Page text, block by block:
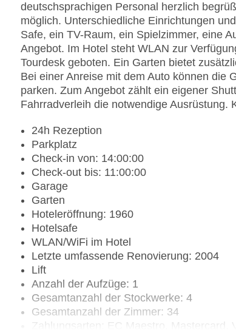
deutschsprachigen Personal herzlich
möglich. Unterschiedliche Einrichtungen
Safe, ein TV-Raum, ein Spielzimmer, eine
Angebot. Im Hotel steht WLAN zur
Tourdesk geboten. Ein Garten bietet
Bei einer Anreise mit dem Auto können die
parken. Zum Angebot zählt ein eigener
Fahrradverleih die notwendige Ausrüstung.
24h Rezeption
Parkplatz
Check-in von: 14:00:00
Check-out bis: 11:00:00
Garage
Garten
Hoteleröffnung: 1960
Hotelsafe
WLAN/WiFi im Hotel
Letzte umfassende Renovierung: 2004
Lift
Anzahl der Aufzüge: 1
Gesamtanzahl der Stockwerke: 4
Gesamtanzahl der Zimmer: 34